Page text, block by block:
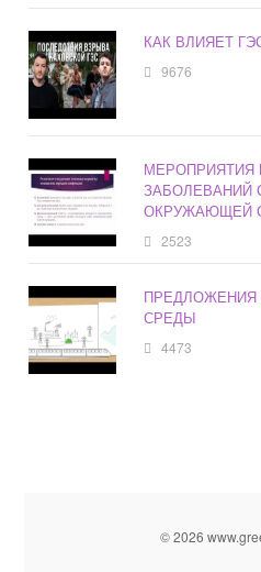
КАК ВЛИЯЕТ
9676
МЕРОПРИЯТИЯ
ЗАБОЛЕВАНИЙ
ОКРУЖАЮЩЕЙ
2523
СРЕДЫ
4473
© 2026